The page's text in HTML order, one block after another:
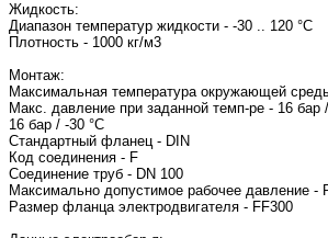
Жидкость:
Диапазон температур жидкости - -30 .. 120 °C
Плотность - 1000 кг/м3
Монтаж:
Максимальная температура окружающей
Макс. давление при заданной темп-ре -
16 бар / -30 °C
Стандартный фланец - DIN
Код соединения - F
Соединение труб - DN 100
Максимально допустимое рабочее давление -
Размер фланца